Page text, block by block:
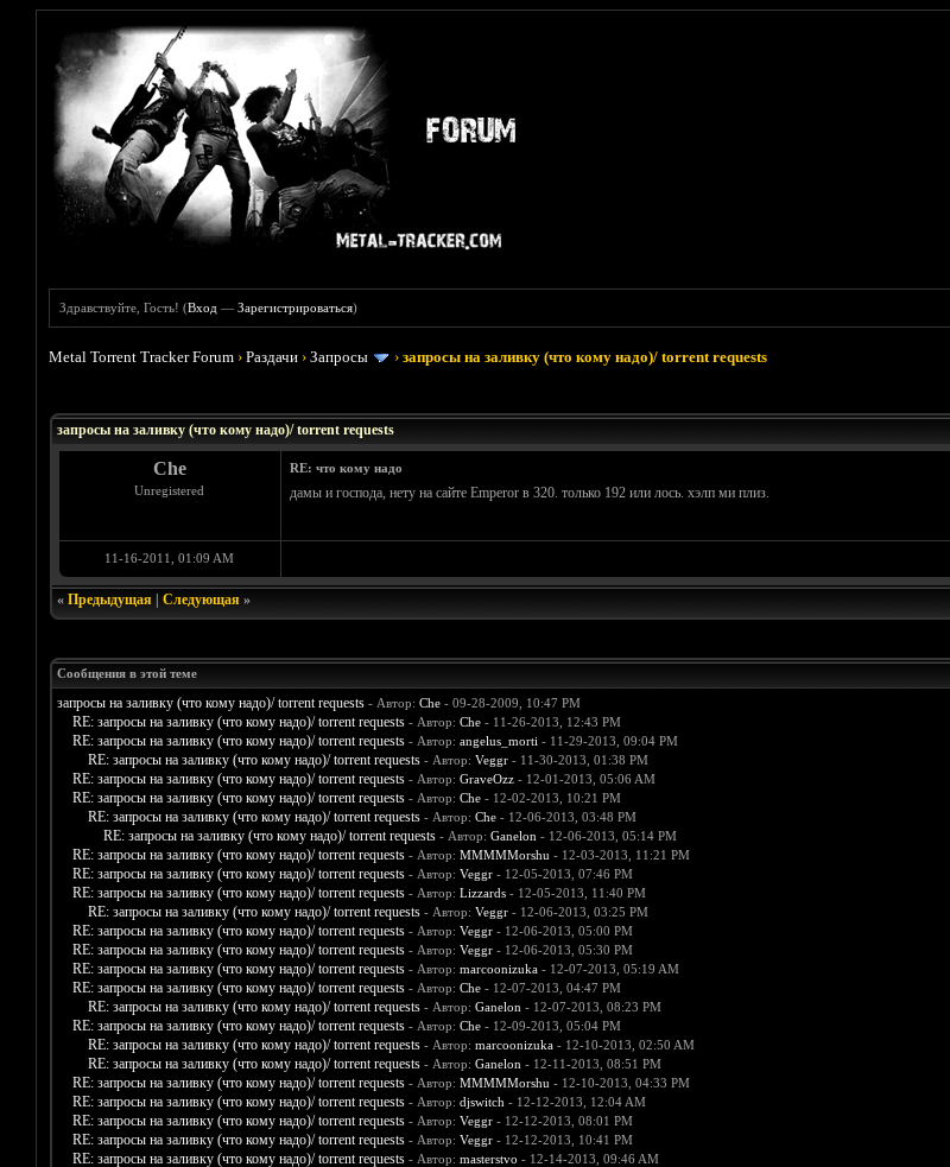
Здравствуйте, Гость! (Вход —Зарегистрироваться)
Metal Torrent Tracker Forum ›Раздачи ›Запросы ›запросы на заливку (что кому надо)/ torrent requests
запросы на заливку (что кому надо)/ torrent requests
Che
Unregistered
RE: что кому надо
дамы и господа, нету на сайте Emperor в 320. только 192 или лось. хэлп ми плиз.
11-16-2011, 01:09 AM
« Предыдущая| Следующая»
Сообщения в этой теме
запросы на заливку (что кому надо)/ torrent requests - Автор: Che- 09-28-2009, 10:47 PM
RE: запросы на заливку (что кому надо)/ torrent requests - Автор: Che- 11-26-2013, 12:43 PM
RE: запросы на заливку (что кому надо)/ torrent requests - Автор: angelus_morti - 11-29-2013, 09:04 PM
RE: запросы на заливку (что кому надо)/ torrent requests - Автор: Veggr- 11-30-2013, 01:38 PM
RE: запросы на заливку (что кому надо)/ torrent requests - Автор: GraveOzz- 12-01-2013, 05:06 AM
RE: запросы на заливку (что кому надо)/ torrent requests - Автор: Che- 12-02-2013, 10:21 PM
RE: запросы на заливку (что кому надо)/ torrent requests - Автор: Che- 12-06-2013, 03:48 PM
RE: запросы на заливку (что кому надо)/ torrent requests - Автор: Ganelon - 12-06-2013, 05:14 PM
RE: запросы на заливку (что кому надо)/ torrent requests - Автор: MMMMMorshu - 12-03-2013, 11:21 PM
RE: запросы на заливку (что кому надо)/ torrent requests - Автор: Veggr- 12-05-2013, 07:46 PM
RE: запросы на заливку (что кому надо)/ torrent requests - Автор: Lizzards- 12-05-2013, 11:40 PM
RE: запросы на заливку (что кому надо)/ torrent requests - Автор: Veggr- 12-06-2013, 03:25 PM
RE: запросы на заливку (что кому надо)/ torrent requests - Автор: Veggr- 12-06-2013, 05:00 PM
RE: запросы на заливку (что кому надо)/ torrent requests - Автор: Veggr- 12-06-2013, 05:30 PM
RE: запросы на заливку (что кому надо)/ torrent requests - Автор: marcoonizuka- 12-07-2013, 05:19 AM
RE: запросы на заливку (что кому надо)/ torrent requests - Автор: Che- 12-07-2013, 04:47 PM
RE: запросы на заливку (что кому надо)/ torrent requests - Автор: Ganelon - 12-07-2013, 08:23 PM
RE: запросы на заливку (что кому надо)/ torrent requests - Автор: Che- 12-09-2013, 05:04 PM
RE: запросы на заливку (что кому надо)/ torrent requests - Автор: marcoonizuka- 12-10-2013, 02:50 AM
RE: запросы на заливку (что кому надо)/ torrent requests - Автор: Ganelon - 12-11-2013, 08:51 PM
RE: запросы на заливку (что кому надо)/ torrent requests - Автор: MMMMMorshu - 12-10-2013, 04:33 PM
RE: запросы на заливку (что кому надо)/ torrent requests - Автор: djswitch - 12-12-2013, 12:04 AM
RE: запросы на заливку (что кому надо)/ torrent requests - Автор: Veggr- 12-12-2013, 08:01 PM
RE: запросы на заливку (что кому надо)/ torrent requests - Автор: Veggr- 12-12-2013, 10:41 PM
RE: запросы на заливку (что кому надо)/ torrent requests - Автор: masterstvo - 12-14-2013, 09:46 AM